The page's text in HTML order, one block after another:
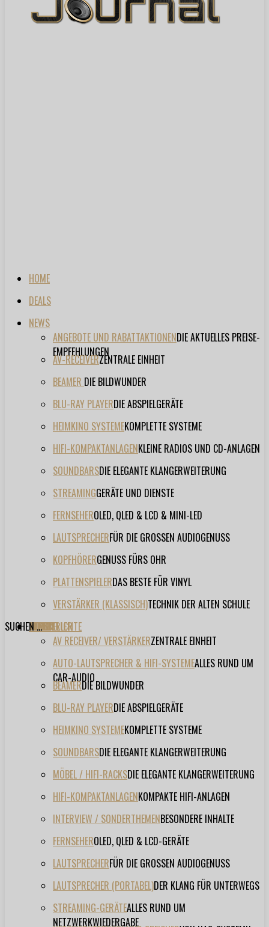
HOME
DEALS
NEWS
ANGEBOTE UND RABATTAKTIONENDIE AKTUELLES PREISE-
EMPFEHLUNGEN
AV-RECEIVERZENTRALE EINHEIT
BEAMER DIE BILDWUNDER
BLU-RAY PLAYERDIE ABSPIELGERÄTE
HEIMKINO SYSTEMEKOMPLETTE SYSTEME
HIFI-KOMPAKTANLAGENKLEINE RADIOS UND CD-ANLAGEN
SOUNDBARSDIE ELEGANTE KLANGERWEITERUNG
STREAMINGGERÄTE UND DIENSTE
FERNSEHEROLED, QLED & LCD & MINI-LED
LAUTSPRECHERFÜR DIE GROSSEN AUDIOGENUSS
KOPFHÖRERGENUSS FÜRS OHR
PLATTENSPIELERDAS BESTE FÜR VINYL
VERSTÄRKER (KLASSISCH)TECHNIK DER ALTEN SCHULE
TESTBERICHTE
AV RECEIVER/ VERSTÄRKERZENTRALE EINHEIT
AUTO-LAUTSPRECHER & HIFI-SYSTEMEALLES RUND UM
CAR-AUDIO
BEAMERDIE BILDWUNDER
BLU-RAY PLAYERDIE ABSPIELGERÄTE
HEIMKINO SYSTEMEKOMPLETTE SYSTEME
SOUNDBARSDIE ELEGANTE KLANGERWEITERUNG
MÖBEL / HIFI-RACKSDIE ELEGANTE KLANGERWEITERUNG
HIFI-KOMPAKTANLAGENKOMPAKTE HIFI-ANLAGEN
INTERVIEW / SONDERTHEMENBESONDERE INHALTE
FERNSEHEROLED, QLED & LCD-GERÄTE
LAUTSPRECHERFÜR DIE GROSSEN AUDIOGENUSS
LAUTSPRECHER (PORTABEL)DER KLANG FÜR UNTERWEGS
STREAMING-GERÄTEALLES RUND UM
NETZWERKWIEDERGABE
FORUM
FILME
VIDEOS
HERSTELLER
EVENT
SUCHEN ...